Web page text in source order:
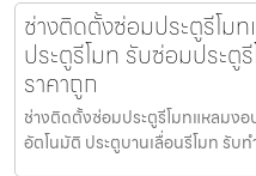
ช่างติดตั้งซ่อมประตูรีโม
ประตูรีโมท รับซ่อมประตู
ราคาถูก
ช่างติดตั้งซ่อมประตูรีโมทแหลมง
อัตโนมัติ ประตูบานเลื่อนรีโมท รับท